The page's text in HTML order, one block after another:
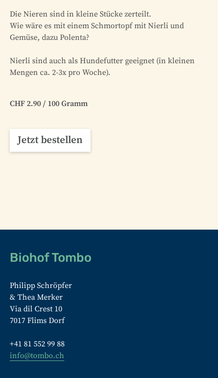
Die Nieren sind in kleine Stücke zerteilt.
Wie wäre es mit einem Schmortopf mit Nierli und
Gemüse, dazu Polenta?
Nierli sind auch als Hundefutter geeignet (in kleinen
Mengen ca. 2-3x pro Woche).
CHF 2.90 / 100 Gramm
Jetzt bestellen
Biohof Tombo
Philipp Schröpfer
& Thea Merker
Via dil Crest 10
7017 Flims Dorf
+41 81 552 99 88
info@tombo.ch